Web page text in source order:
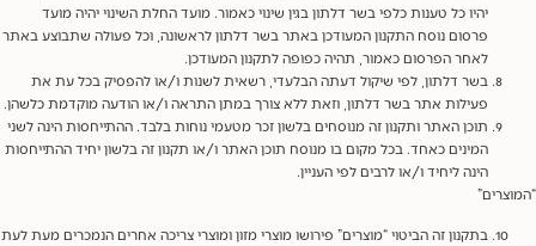
יהיו כל טענות כלפי בשר דלתון בגין שינוי כאמור. מועד החלת השינוי יהיה מועד
פרסום נוסח התקנון המעודכן באתר בשר דלתון לראשונה, וכל פעולה שתבוצע באתר
לאחר הפרסום כאמור, תהיה כפופה לתקנון המעודכן.
בשר דלתון, לפי שיקול דעתה הבלעדי, רשאית לשנות ו/או להפסיק בכל עת את
פעילות אתר בשר דלתון, וזאת ללא צורך במתן התראה ו/או הודעה מוקדמת כלשהן.
תוכן האתר ותקנון זה מנוסחים בלשון זכר מטעמי נוחות בלבד. ההתייחסות הינה לשני
המינים כאחד. בכל מקום בו מנוסח תוכן האתר ו/או תקנון זה בלשון יחיד ההתייחסות
הינה ליחיד ו/או לרבים לפי העניין.
בתקנון זה הביטוי “מוצרים” פירושו מוצרי מזון ומוצרי צריכה אחרים הנמכרים מעת לעת